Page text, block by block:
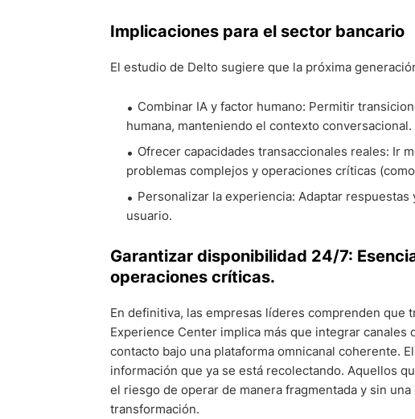
Implicaciones para el sector bancario
El estudio de Delto sugiere que la próxima
Combinar IA y factor humano: Permitir
humana, manteniendo el contexto conversacional.
Ofrecer capacidades transaccionales reales: Ir
problemas complejos y operaciones críticas
Personalizar la experiencia: Adaptar
usuario.
Garantizar disponibilidad 24/7:
operaciones críticas.
En definitiva, las empresas líderes comprenden
Experience Center implica más que integrar
contacto bajo una plataforma omnicanal coherente.
información que ya se está recolectando. Aquellos
el riesgo de operar de manera fragmentada y sin
transformación.